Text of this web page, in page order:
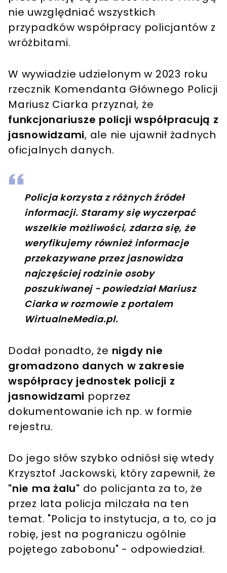
nie uwzględniać wszystkich
przypadków współpracy policjantów z
wróżbitami.
W wywiadzie udzielonym w 2023 roku
rzecznik Komendanta Głównego Policji
Mariusz Ciarka przyznał, że
funkcjonariusze policji współpracują z
jasnowidzami, ale nie ujawnił żadnych
oficjalnych danych.
Policja korzysta z różnych źródeł
informacji. Staramy się wyczerpać
wszelkie możliwości, zdarza się, że
weryfikujemy również informacje
przekazywane przez jasnowidza
najczęściej rodzinie osoby
poszukiwanej - powiedział Mariusz
Ciarka w rozmowie z portalem
WirtualneMedia.pl.
Dodał ponadto, że nigdy nie
gromadzono danych w zakresie
współpracy jednostek policji z
jasnowidzami poprzez
dokumentowanie ich np. w formie
rejestru.
Do jego słów szybko odniósł się wtedy
Krzysztof Jackowski, który zapewnił, że
"nie ma żalu" do policjanta za to, że
przez lata policja milczała na ten
temat. "Policja to instytucja, a to, co ja
robię, jest na pograniczu ogólnie
pojętego zabobonu" - odpowiedział.